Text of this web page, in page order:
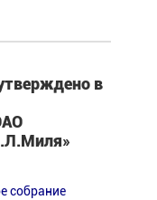
в
собрание